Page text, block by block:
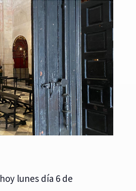
lunes día 6 de